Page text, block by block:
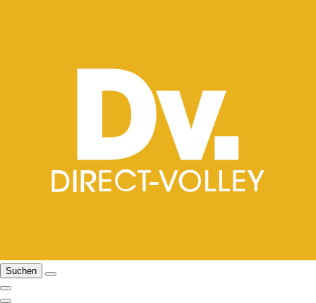
Suchen